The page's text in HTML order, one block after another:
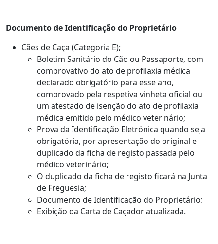
Documento de Identificação do Proprietário
Cães de Caça (Categoria E);
Boletim Sanitário do Cão ou Passaporte, com
comprovativo do ato de profilaxia médica
declarado obrigatório para esse ano,
comprovado pela respetiva vinheta oficial ou
um atestado de isenção do ato de profilaxia
médica emitido pelo médico veterinário;
Prova da Identificação Eletrónica quando seja
obrigatória, por apresentação do original e
duplicado da ficha de registo passada pelo
médico veterinário;
O duplicado da ficha de registo ficará na Junta
de Freguesia;
Documento de Identificação do Proprietário;
Exibição da Carta de Caçador atualizada.